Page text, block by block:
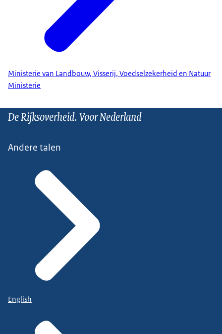
Ministerie van Landbouw, Visserij, Voedselzekerheid en Natuur
Ministerie
De Rijksoverheid. Voor Nederland
Andere talen
English